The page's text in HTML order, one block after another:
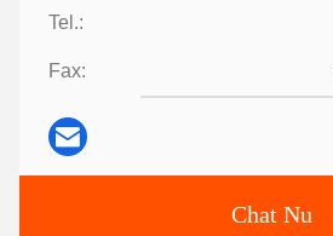
Tel.:
Fax:
Chat Nu